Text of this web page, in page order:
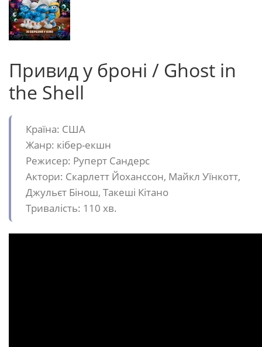
Привид у броні / Ghost in
the Shell
Країна: США
Жанр: кібер-екшн
Режисер: Руперт Сандерс
Актори: Скарлетт Йоханссон, Майкл Уїнкотт,
Джульєт Бінош, Такеші Кітано
Тривалість: 110 хв.